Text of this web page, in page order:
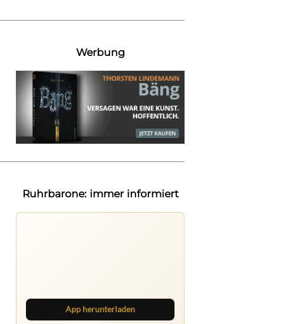
Werbung
Ruhrbarone: immer informiert
App herunterladen